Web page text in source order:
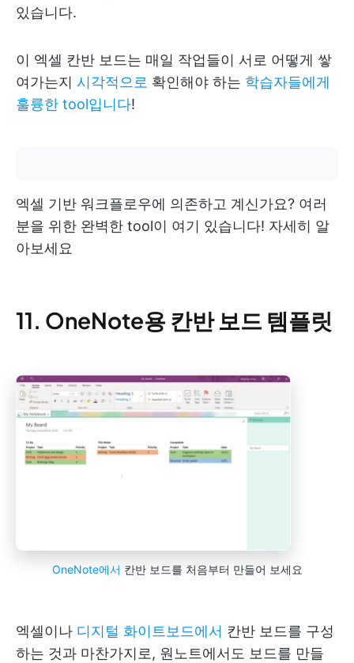
있습니다.
이 엑셀 칸반 보드는 매일 작업들이 서로 어떻게 쌓
여가는지 시각적으로 확인해야 하는 학습자들에게
훌륭한 tool입니다!
엑셀 기반 워크플로우에 의존하고 계신가요? 여러
분을 위한 완벽한 tool이 여기 있습니다! 자세히 알
아보세요
11. OneNote용 칸반 보드 템플릿
OneNote에서 칸반 보드를 처음부터 만들어 보세요
엑셀이나 디지털 화이트보드에서 칸반 보드를 구성
하는 것과 마찬가지로, 원노트에서도 보드를 만들